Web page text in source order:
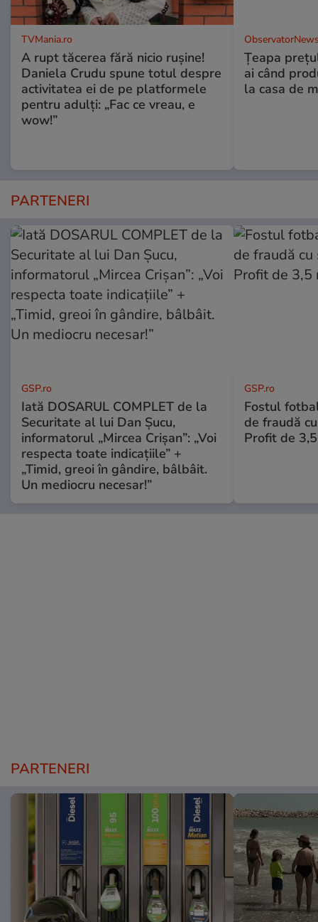
TVMania.ro
A rupt tăcerea fără nicio rușine!
Daniela Crudu spune totul despre
activitatea ei de pe platformele
pentru adulți: „Fac ce vreau, e
wow!”
Țeapa
ai când
la casa de
PARTENERI
GSP.ro
Iată DOSARUL COMPLET de la
Securitate al lui Dan Șucu,
informatorul „Mircea Crișan”: „Voi
respecta toate indicațiile” +
„Timid, greoi în gândire, bâlbâit.
Un mediocru necesar!”
GSP.ro
Fostul
de fraudă
Profit de
PARTENERI